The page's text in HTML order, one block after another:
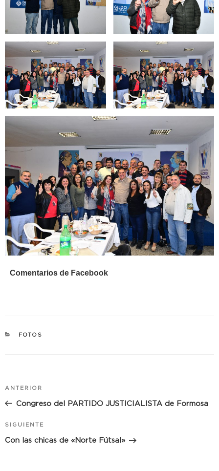
Comentarios de Facebook
CATEGORÍAS
FOTOS
entradas
Entrada
anterior:
ANTERIOR
Congreso del PARTIDO JUSTICIALISTA de Formosa
Siguiente
entrada
SIGUIENTE
Con las chicas de «Norte Fútsal»